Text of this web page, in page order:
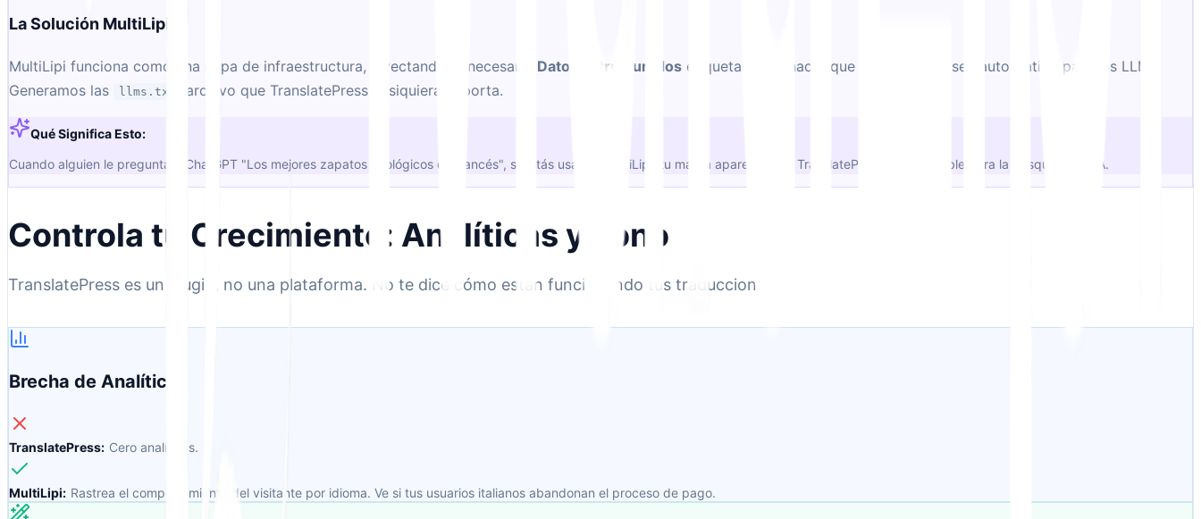
La Solución MultiLipi:
MultiLipi funciona como una capa de infraestructura, inyectando lo necesario Datos Estructurados etiquetas para hacer que su contenido sea autoritativo para los LLM.
Generamos las
llms.txt archivo que TranslatePress ni siquiera soporta.
Qué Significa Esto:
Cuando alguien le pregunta a ChatGPT "Los mejores zapatos ecológicos en francés", si estás usando MultiLipi, tu marca aparece. Con TranslatePress, eres invisible para la búsqueda de IA.
Controla tu Crecimiento: Analíticas y Tono
TranslatePress es un plugin, no una plataforma. No te dice cómo están funcionando tus traducciones.
Brecha de Analíticas
TranslatePress: Cero analíticas.
MultiLipi: Rastrea el comportamiento del visitante por idioma. Ve si tus usuarios italianos abandonan el proceso de pago.